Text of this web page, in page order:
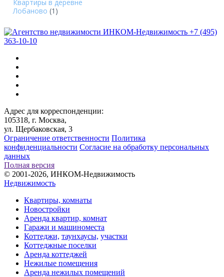
Квартиры в деревне
Лобаново (1)
+7 (495)
363-10-10
Адрес для корреспонденции:
105318, г. Москва,
ул. Щербаковская, 3
Ограничение ответственности Политика
конфиденциальности Согласие на обработку персональных
данных
Полная версия
© 2001-2026, ИНКОМ-Недвижимость
Недвижимость
Квартиры, комнаты
Новостройки
Аренда квартир, комнат
Гаражи и машиноместа
Коттеджи, таунхаусы, участки
Коттеджные поселки
Аренда коттеджей
Нежилые помещения
Аренда нежилых помещений